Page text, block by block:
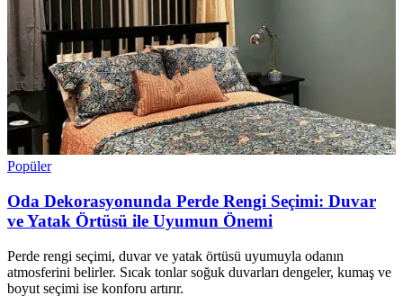
Popüler
Oda Dekorasyonunda Perde Rengi Seçimi: Duvar
ve Yatak Örtüsü ile Uyumun Önemi
Perde rengi seçimi, duvar ve yatak örtüsü uyumuyla odanın
atmosferini belirler. Sıcak tonlar soğuk duvarları dengeler, kumaş ve
boyut seçimi ise konforu artırır.